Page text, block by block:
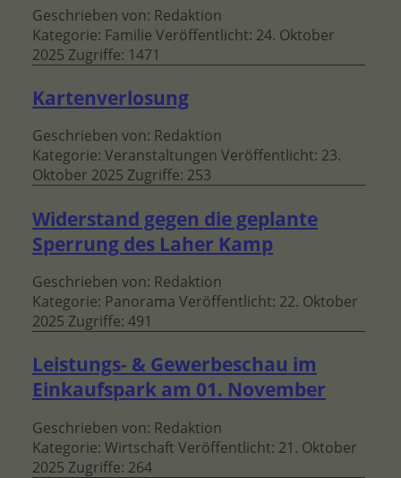
Geschrieben von: Redaktion
Kategorie: Familie Veröffentlicht: 24. Oktober
2025 Zugriffe: 1471
Kartenverlosung
Geschrieben von: Redaktion
Kategorie: Veranstaltungen Veröffentlicht: 23.
Oktober 2025 Zugriffe: 253
Widerstand gegen die geplante
Sperrung des Laher Kamp
Geschrieben von: Redaktion
Kategorie: Panorama Veröffentlicht: 22. Oktober
2025 Zugriffe: 491
Leistungs- & Gewerbeschau im
Einkaufspark am 01. November
Geschrieben von: Redaktion
Kategorie: Wirtschaft Veröffentlicht: 21. Oktober
2025 Zugriffe: 264